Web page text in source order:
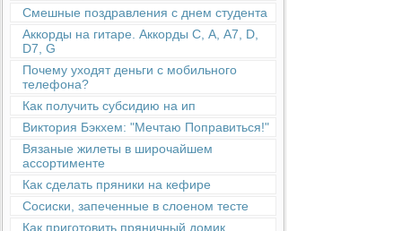
Смешные поздравления с днем студента
Аккорды на гитаре. Аккорды С, А, А7, D,
D7, G
Почему уходят деньги с мобильного
телефона?
Как получить субсидию на ип
Виктория Бэкхем: "Мечтаю Поправиться!"
Вязаные жилеты в широчайшем
ассортименте
Как сделать пряники на кефире
Сосиски, запеченные в слоеном тесте
Как приготовить пряничный домик